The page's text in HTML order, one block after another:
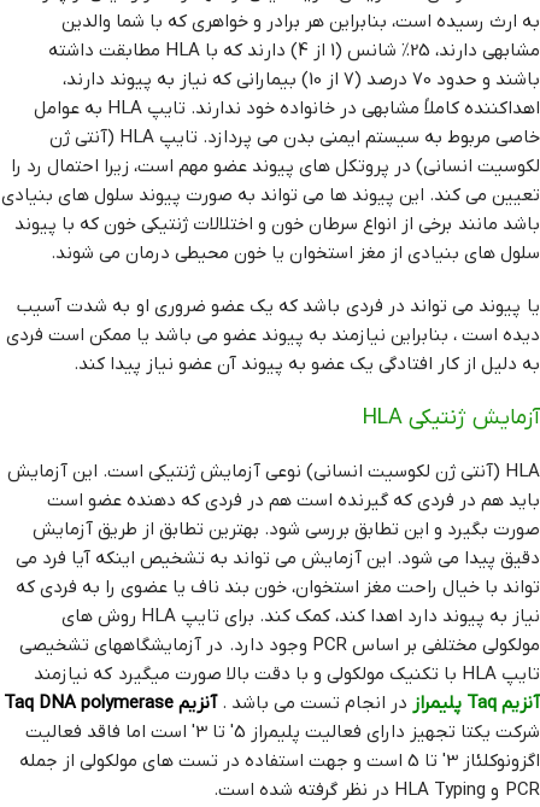
به ارث رسیده است، بنابراین هر برادر و خواهری که با شما والدین
مشابهی دارند، 25٪ شانس (1 از 4) دارند که با HLA مطابقت داشته
باشند و حدود 70 درصد (7 از 10) بیمارانی که نیاز به پیوند دارند،
اهداکننده کاملاً مشابهی در خانواده خود ندارند. تایپ HLA به عوامل
خاصی مربوط به سیستم ایمنی بدن می پردازد. تایپ HLA (آنتی ژن
لکوسیت انسانی) در پروتکل های پیوند عضو مهم است، زیرا احتمال رد را
تعیین می کند. این پیوند ها می تواند به صورت پیوند سلول های بنیادی
باشد مانند برخی از انواع سرطان خون و اختلالات ژنتیکی خون که با پیوند
سلول های بنیادی از مغز استخوان یا خون محیطی درمان می شوند.
یا پیوند می تواند در فردی باشد که یک عضو ضروری او به شدت آسیب
دیده است ، بنابراین نیازمند به پیوند عضو می باشد یا ممکن است فردی
به دلیل از کار افتادگی یک عضو به پیوند آن عضو نیاز پیدا کند.
آزمایش ژنتیکی HLA
HLA (آنتی ژن لکوسیت انسانی) نوعی آزمایش ژنتیکی است. این آزمایش
باید هم در فردی که گیرنده است هم در فردی که دهنده عضو است
صورت بگیرد و این تطابق بررسی شود. بهترین تطابق از طریق آزمایش
دقیق پیدا می شود. این آزمایش می تواند به تشخیص اینکه آیا فرد می
تواند با خیال راحت مغز استخوان، خون بند ناف یا عضوی را به فردی که
نیاز به پیوند دارد اهدا کند، کمک کند. برای تایپ HLA روش های
مولکولی مختلفی بر اساس PCR وجود دارد. در آزمایشگاههای تشخیصی
تایپ HLA با تکنیک مولکولی و با دقت بالا صورت میگیرد که نیازمند
آنزیم Taq
پلیمراز در انجام تست می باشد .آنزیم Taq DNA polymerase
شرکت یکتا تجهیز دارای فعالیت پلیمراز 5′ تا 3′ است اما فاقد فعالیت
اگزونوکلئاز 3′ تا 5 است و جهت استفاده در تست های مولکولی از جمله
PCR و HLA Typing در نظر گرفته شده است.